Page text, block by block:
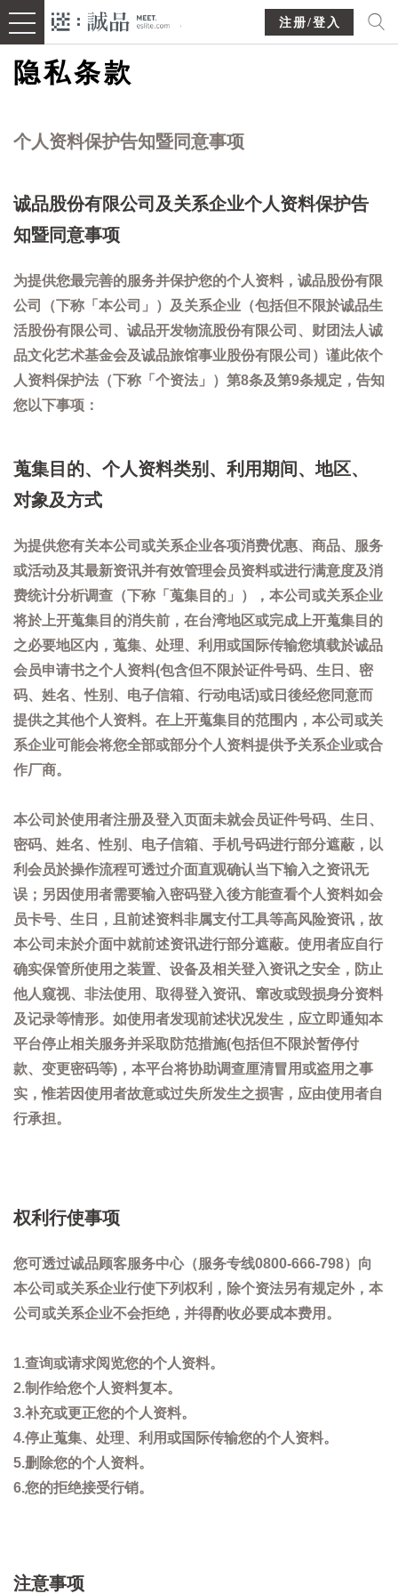
注册/登入
隐私条款
个人资料保护告知暨同意事项
诚品股份有限公司及关系企业个人资料保护告
知暨同意事项
为提供您最完善的服务并保护您的个人资料，诚品股份有限
公司（下称「本公司」）及关系企业（包括但不限於诚品生
活股份有限公司、诚品开发物流股份有限公司、财团法人诚
品文化艺术基金会及诚品旅馆事业股份有限公司）谨此依个
人资料保护法（下称「个资法」）第8条及第9条规定，告知
您以下事项：
蒐集目的、个人资料类别、利用期间、地区、
对象及方式
为提供您有关本公司或关系企业各项消费优惠、商品、服务
或活动及其最新资讯并有效管理会员资料或进行满意度及消
费统计分析调查（下称「蒐集目的」），本公司或关系企业
将於上开蒐集目的消失前，在台湾地区或完成上开蒐集目的
之必要地区内，蒐集、处理、利用或国际传输您填载於诚品
会员申请书之个人资料(包含但不限於证件号码、生日、密
码、姓名、性别、电子信箱、行动电话)或日後经您同意而
提供之其他个人资料。在上开蒐集目的范围内，本公司或关
系企业可能会将您全部或部分个人资料提供予关系企业或合
作厂商。
本公司於使用者注册及登入页面未就会员证件号码、生日、
密码、姓名、性别、电子信箱、手机号码进行部分遮蔽，以
利会员於操作流程可透过介面直观确认当下输入之资讯无
误；另因使用者需要输入密码登入後方能查看个人资料如会
员卡号、生日，且前述资料非属支付工具等高风险资讯，故
本公司未於介面中就前述资讯进行部分遮蔽。使用者应自行
确实保管所使用之装置、设备及相关登入资讯之安全，防止
他人窥视、非法使用、取得登入资讯、窜改或毁损身分资料
及记录等情形。如使用者发现前述状况发生，应立即通知本
平台停止相关服务并采取防范措施(包括但不限於暂停付
款、变更密码等)，本平台将协助调查厘清冒用或盗用之事
实，惟若因使用者故意或过失所发生之损害，应由使用者自
行承担。
权利行使事项
您可透过诚品顾客服务中心（服务专线0800-666-798）向
本公司或关系企业行使下列权利，除个资法另有规定外，本
公司或关系企业不会拒绝，并得酌收必要成本费用。
1.查询或请求阅览您的个人资料。
2.制作给您个人资料复本。
3.补充或更正您的个人资料。
4.停止蒐集、处理、利用或国际传输您的个人资料。
5.删除您的个人资料。
6.您的拒绝接受行销。
注意事项